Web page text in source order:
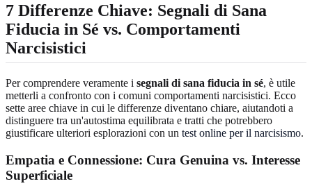
7 Differenze Chiave: Segnali di Sana
Fiducia in Sé vs. Comportamenti
Narcisistici
Per comprendere veramente i segnali di sana fiducia in sé, è utile
metterli a confronto con i comuni comportamenti narcisistici. Ecco
sette aree chiave in cui le differenze diventano chiare, aiutandoti a
distinguere tra un'autostima equilibrata e tratti che potrebbero
giustificare ulteriori esplorazioni con un test online per il narcisismo.
Empatia e Connessione: Cura Genuina vs. Interesse
Superficiale